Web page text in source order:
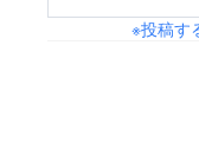
※投稿す